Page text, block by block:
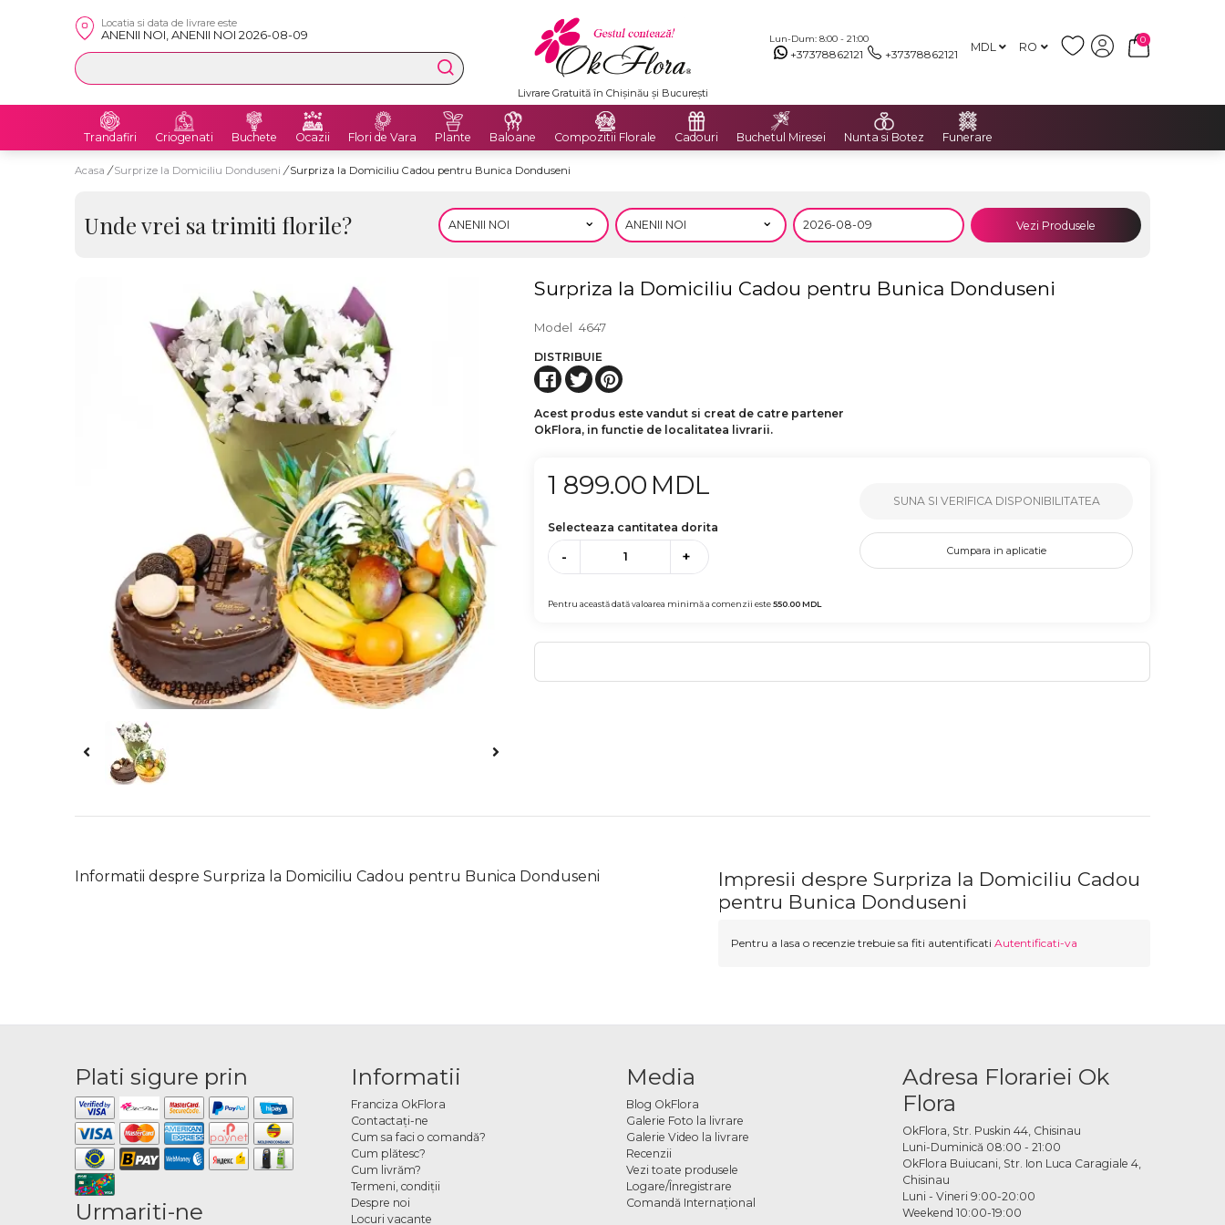
Locatia si data de livrare este
ANENII NOI, ANENII NOI 2026-08-09 Lun-Dum: 8:00 - 21:00
+37378862121 +37378862121 MDL RO
0
Livrare Gratuită în Chișinău și București
Trandafiri Criogenati Buchete Ocazii Flori de Vara Plante Baloane Compozitii Florale Cadouri Buchetul Miresei Nunta si Botez Funerare
Acasa / Surprize la Domiciliu Donduseni / Surpriza la Domiciliu Cadou pentru Bunica Donduseni
Unde vrei sa trimiti florile? Vezi Produsele
Surpriza la Domiciliu Cadou pentru Bunica Donduseni
Model 4647
DISTRIBUIE
Acest produs este vandut si creat de catre partener
OkFlora, in functie de localitatea livrarii.
1 899.00 MDL
Selecteaza cantitatea dorita
- +
Pentru această dată valoarea minimă a comenzii este550.00MDL
SUNA SI VERIFICA DISPONIBILITATEA
Cumpara in aplicatie
Informatii despre Surpriza la Domiciliu Cadou pentru Bunica Donduseni
Impresii despre Surpriza la Domiciliu Cadou
pentru Bunica Donduseni
Pentru a lasa o recenzie trebuie sa fiti autentificati Autentificati-va
Plati sigure prin
Urmariti-ne
Informatii
Franciza OkFlora
Contactaţi-ne
Cum sa faci o comandă?
Cum plătesc?
Cum livrăm?
Termeni, condiţii
Despre noi
Locuri vacante
Media
Blog OkFlora
Galerie Foto la livrare
Galerie Video la livrare
Recenzii
Vezi toate produsele
Logare/Înregistrare
Comandă Internațional
Adresa Florariei Ok
Flora
OkFlora, Str. Puskin 44, Chisinau
Luni-Duminică 08:00 - 21:00
OkFlora Buiucani, Str. Ion Luca Caragiale 4,
Chisinau
Luni - Vineri 9:00-20:00
Weekend 10:00-19:00